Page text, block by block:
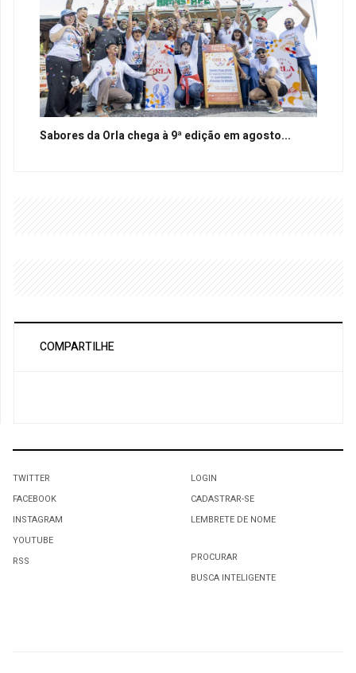
Sabores da Orla chega à 9ª edição em agosto...
COMPARTILHE
TWITTER
FACEBOOK
INSTAGRAM
YOUTUBE
RSS
LOGIN
CADASTRAR-SE
LEMBRETE DE NOME
PROCURAR
BUSCA INTELIGENTE